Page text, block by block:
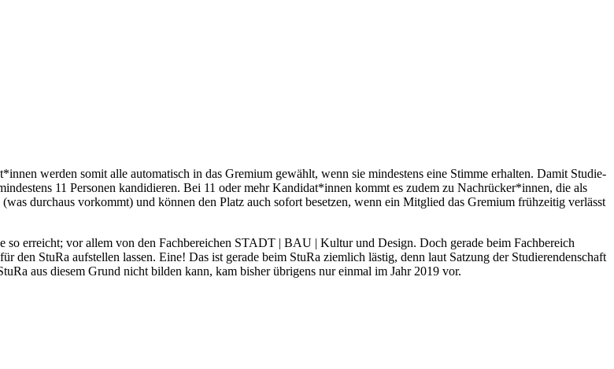
werden somit alle auto­ma­tisch in das Gremium gewählt, wenn sie min­destens eine Stimme erhalten. Damit Stu­die­
11 Per­sonen kan­di­dieren. Bei 11 oder mehr Kandidat*innen kommt es zudem zu Nachrücker*innen, die als
durchaus vor­kommt) und können den Platz auch sofort besetzen, wenn ein Mit­glied das Gremium früh­zeitig ver­lässt
so erreicht; vor allem von den Fach­be­reichen STADT | BAU | Kultur und Design. Doch gerade beim Fach­be­reich
StuRa auf­stellen lassen. Eine! Das ist gerade beim StuRa ziemlich lästig, denn laut Satzung der Stu­die­ren­den­schaft
aus diesem Grund nicht bilden kann, kam bisher übrigens nur einmal im Jahr 2019 vor.